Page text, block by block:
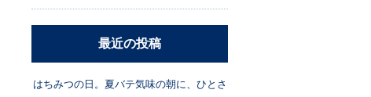
最近の投稿
はちみつの日。夏バテ気味の朝に、ひとさ